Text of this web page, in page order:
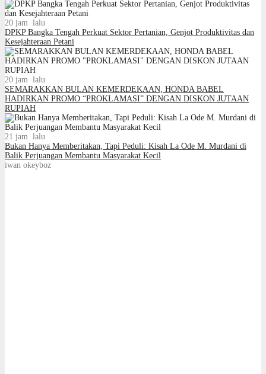
20 jam lalu
DPKP Bangka Tengah Perkuat Sektor Pertanian, Genjot Produktivitas dan
Kesejahteraan Petani
20 jam lalu
SEMARAKKAN BULAN KEMERDEKAAN, HONDA BABEL
HADIRKAN PROMO “PROKLAMASI” DENGAN DISKON JUTAAN
RUPIAH
21 jam lalu
Bukan Hanya Memberitakan, Tapi Peduli: Kisah La Ode M. Murdani di
Balik Perjuangan Membantu Masyarakat Kecil
iwan okeyboz